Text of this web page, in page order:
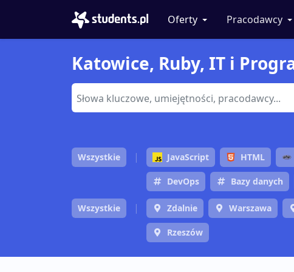
Oferty Pracodawcy
Katowice, Ruby, IT i
Wszystkie JavaScript HTML
DevOps Bazy danych
Wszystkie Zdalnie Warszawa
Rzeszów